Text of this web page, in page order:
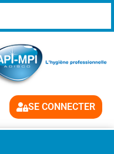
SE CONNECTER